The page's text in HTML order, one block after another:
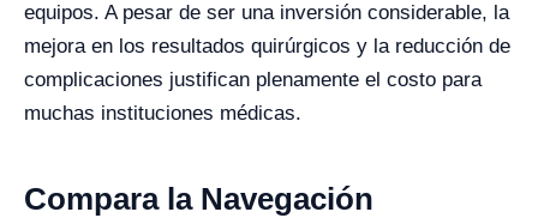
equipos. A pesar de ser una inversión considerable, la
mejora en los resultados quirúrgicos y la reducción de
complicaciones justifican plenamente el costo para
muchas instituciones médicas.
Compara la Navegación